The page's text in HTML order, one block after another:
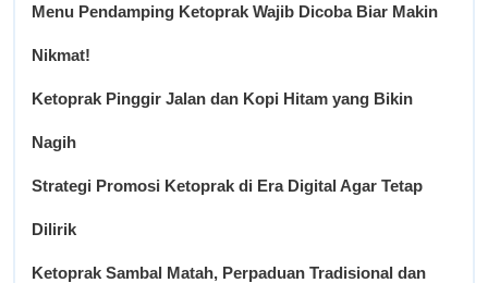
Menu Pendamping Ketoprak Wajib Dicoba Biar Makin
Nikmat!
Ketoprak Pinggir Jalan dan Kopi Hitam yang Bikin
Nagih
Strategi Promosi Ketoprak di Era Digital Agar Tetap
Dilirik
Ketoprak Sambal Matah, Perpaduan Tradisional dan